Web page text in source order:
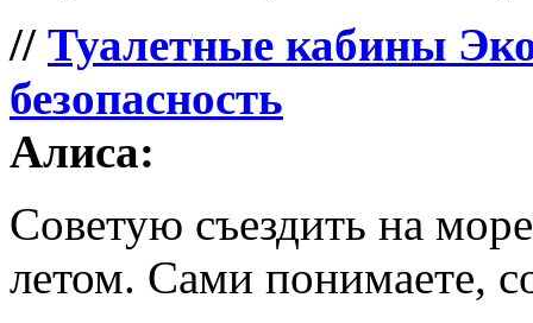
// Туалетные кабины
безопасность
Алиса:
Советую съездить на
летом. Сами понимаете,